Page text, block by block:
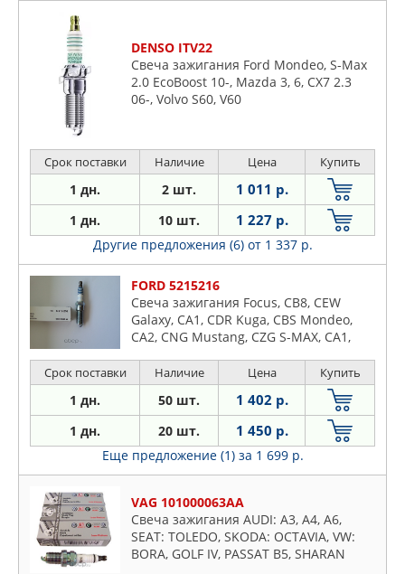
DENSO ITV22
Свеча зажигания Ford Mondeo, S-Max
2.0 EcoBoost 10-, Mazda 3, 6, CX7 2.3
06-, Volvo S60, V60
Срок поставки Наличие Цена Купить
1 дн. 2 шт. 1 011 р.
1 дн. 10 шт. 1 227 р.
Другие предложения (6) от 1 337 р.
FORD 5215216
Свеча зажигания Focus, CB8, CEW
Galaxy, CA1, CDR Kuga, CBS Mondeo,
CA2, CNG Mustang, CZG S-MAX, CA1,
Срок поставки Наличие Цена Купить
1 дн. 50 шт. 1 402 р.
1 дн. 20 шт. 1 450 р.
Еще предложение (1) за 1 699 р.
VAG 101000063AA
Свеча зажигания AUDI: A3, A4, A6,
SEAT: TOLEDO, SKODA: OCTAVIA, VW:
BORA, GOLF IV, PASSAT B5, SHARAN